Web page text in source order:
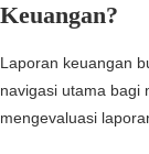
Keuangan?
Laporan keuangan
navigasi utama bagi
mengevaluasi